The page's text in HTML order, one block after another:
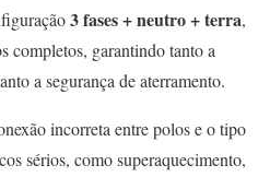
3 fases + neutro + terra,
completos, garantindo tanto a
a segurança de aterramento.
incorreta entre polos e o tipo
sérios, como superaquecimento,